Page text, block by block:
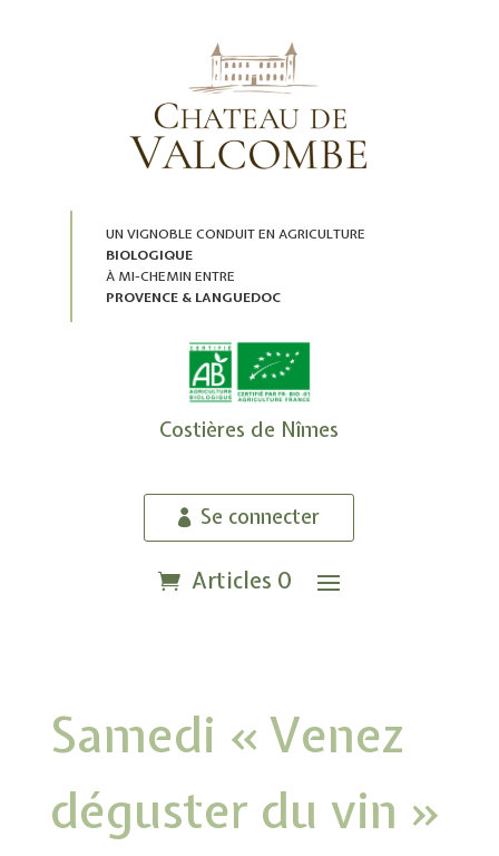
UN VIGNOBLE CONDUIT EN AGRICULTURE
BIOLOGIQUE
À MI-CHEMIN ENTRE
PROVENCE & LANGUEDOC
Costières de Nîmes
Se connecter
Articles 0
Samedi « Venez
déguster du vin »